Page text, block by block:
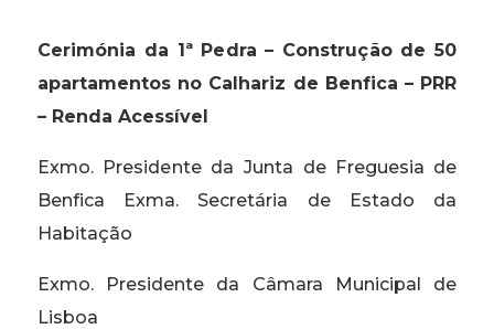
Cerimónia da 1ª Pedra – Construção de 50
apartamentos no Calhariz de Benfica – PRR
– Renda Acessível
Exmo. Presidente da Junta de Freguesia de
Benfica Exma. Secretária de Estado da
Habitação
Exmo. Presidente da Câmara Municipal de
Lisboa